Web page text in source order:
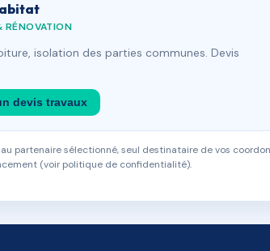
RÉNOVATION
isolation des parties communes. Devis
devis travaux
partenaire sélectionné, seul destinataire de vos
(voir politique de confidentialité).